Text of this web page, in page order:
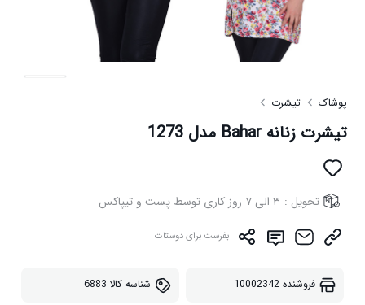
پوشاک تیشرت
تیشرت زنانه Bahar مدل 1273
تحویل : ۳ الی ۷ روز کاری توسط پست و تیپاکس
بفرست برای دوستات
فروشنده10002342 شناسه کالا 6883